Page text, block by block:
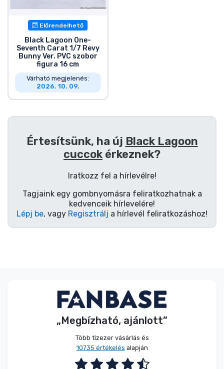
Előrendelhető
Black Lagoon One-
Seventh Carat 1/7 Revy
Bunny Ver. PVC szobor
figura 16 cm
Várható megjelenés:
2026. 10. 09.
Értesítsünk, ha új Black Lagoon
cuccok érkeznek?
Iratkozz fel a hírlevélre!
Tagjaink egy gombnyomásra feliratkozhatnak a
kedvenceik hírlevelére!
Lépj be, vagy Regisztrálj a hírlevél feliratkozáshoz!
„Megbízható, ajánlott”
Több tízezer vásárlás és
10735 értékelés alapján